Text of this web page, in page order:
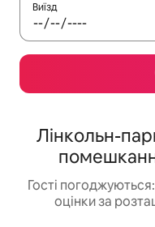
Виїзд
Лінкольн-
Гості
оцінки за